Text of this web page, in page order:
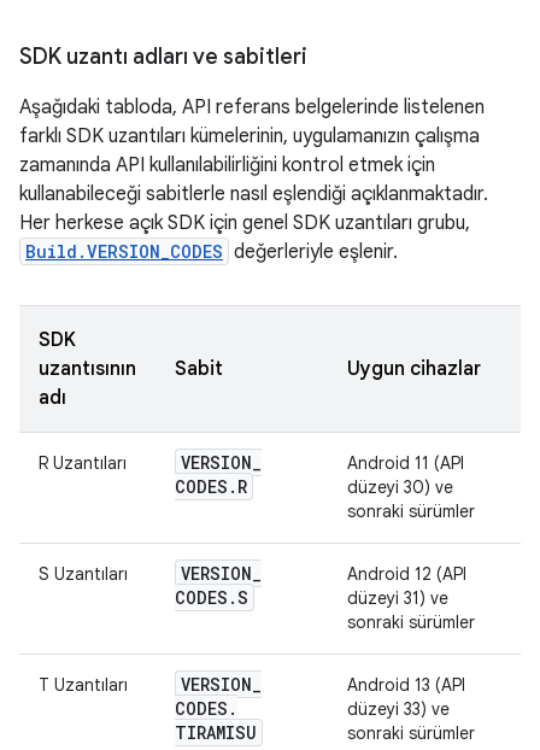
SDK uzantı adları ve sabitleri
Aşağıdaki tabloda, API referans belgelerinde listelenen
farklı SDK uzantıları kümelerinin, uygulamanızın çalışma
zamanında API kullanılabilirliğini kontrol etmek için
kullanabileceği sabitlerle nasıl eşlendiği açıklanmaktadır.
Her herkese açık SDK için genel SDK uzantıları grubu,
Build.VERSION_CODES değerleriyle eşlenir.
SDK
uzantısının
adı
Sabit Uygun cihazlar
R Uzantıları VERSION_
CODES . R
Android 11 (API
düzeyi 30) ve
sonraki sürümler
S Uzantıları VERSION_
CODES .S
Android 12 (API
düzeyi 31) ve
sonraki sürümler
T Uzantıları VERSION_
CODES .
TIRAMISU
Android 13 (API
düzeyi 33) ve
sonraki sürümler